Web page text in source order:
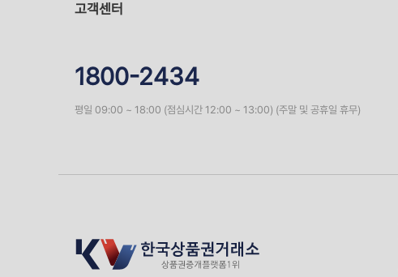
고객센터
1800-2434
평일 09:00 ~ 18:00 (점심시간 12:00 ~ 13:00) (주말 및 공휴일 휴무)